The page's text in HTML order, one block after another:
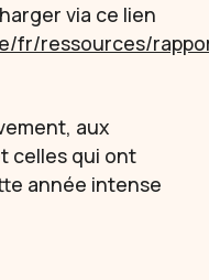
via ce lien
fr/ressources/
aux
celles qui ont
année intense